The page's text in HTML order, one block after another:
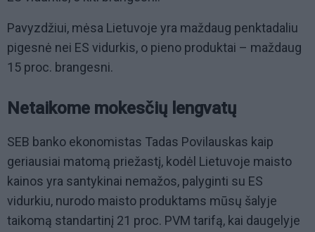
Pavyzdžiui, mėsa Lietuvoje yra maždaug penktadaliu
pigesnė nei ES vidurkis, o pieno produktai – maždaug
15 proc. brangesni.
Netaikome mokesčių lengvatų
SEB banko ekonomistas Tadas Povilauskas kaip
geriausiai matomą priežastį, kodėl Lietuvoje maisto
kainos yra santykinai nemažos, palyginti su ES
vidurkiu, nurodo maisto produktams mūsų šalyje
taikomą standartinį 21 proc. PVM tarifą, kai daugelyje